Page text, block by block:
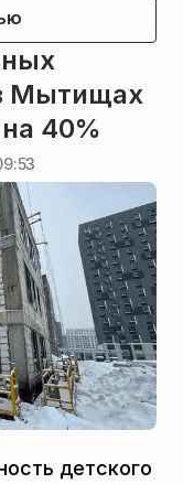
Мытищах
40%
детского